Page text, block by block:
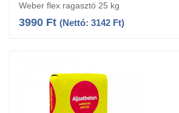
Weber flex ragasztó 25 kg
3990 Ft (Nettó: 3142 Ft)